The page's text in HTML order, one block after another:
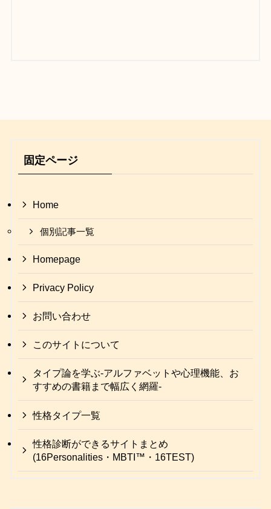
固定ページ
Home
個別記事一覧
Homepage
Privacy Policy
お問い合わせ
このサイトについて
タイプ論を学ぶ-アルファベットや心理機能、お
すすめの書籍まで幅広く網羅-
性格タイプ一覧
性格診断ができるサイトまとめ
(16Personalities・MBTI™・16TEST)